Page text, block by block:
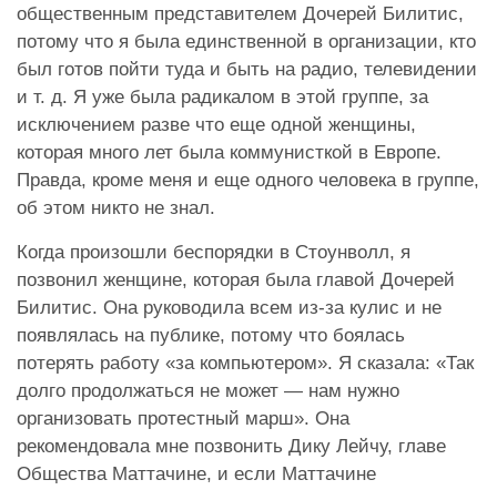
общественным представителем Дочерей Билитис,
потому что я была единственной в организации, кто
был готов пойти туда и быть на радио, телевидении
и т. д. Я уже была радикалом в этой группе, за
исключением разве что еще одной женщины,
которая много лет была коммунисткой в Европе.
Правда, кроме меня и еще одного человека в группе,
об этом никто не знал.
Когда произошли беспорядки в Стоунволл, я
позвонил женщине, которая была главой Дочерей
Билитис. Она руководила всем из-за кулис и не
появлялась на публике, потому что боялась
потерять работу «за компьютером». Я сказала: «Так
долго продолжаться не может — нам нужно
организовать протестный марш». Она
рекомендовала мне позвонить Дику Лейчу, главе
Общества Маттачине, и если Маттачине